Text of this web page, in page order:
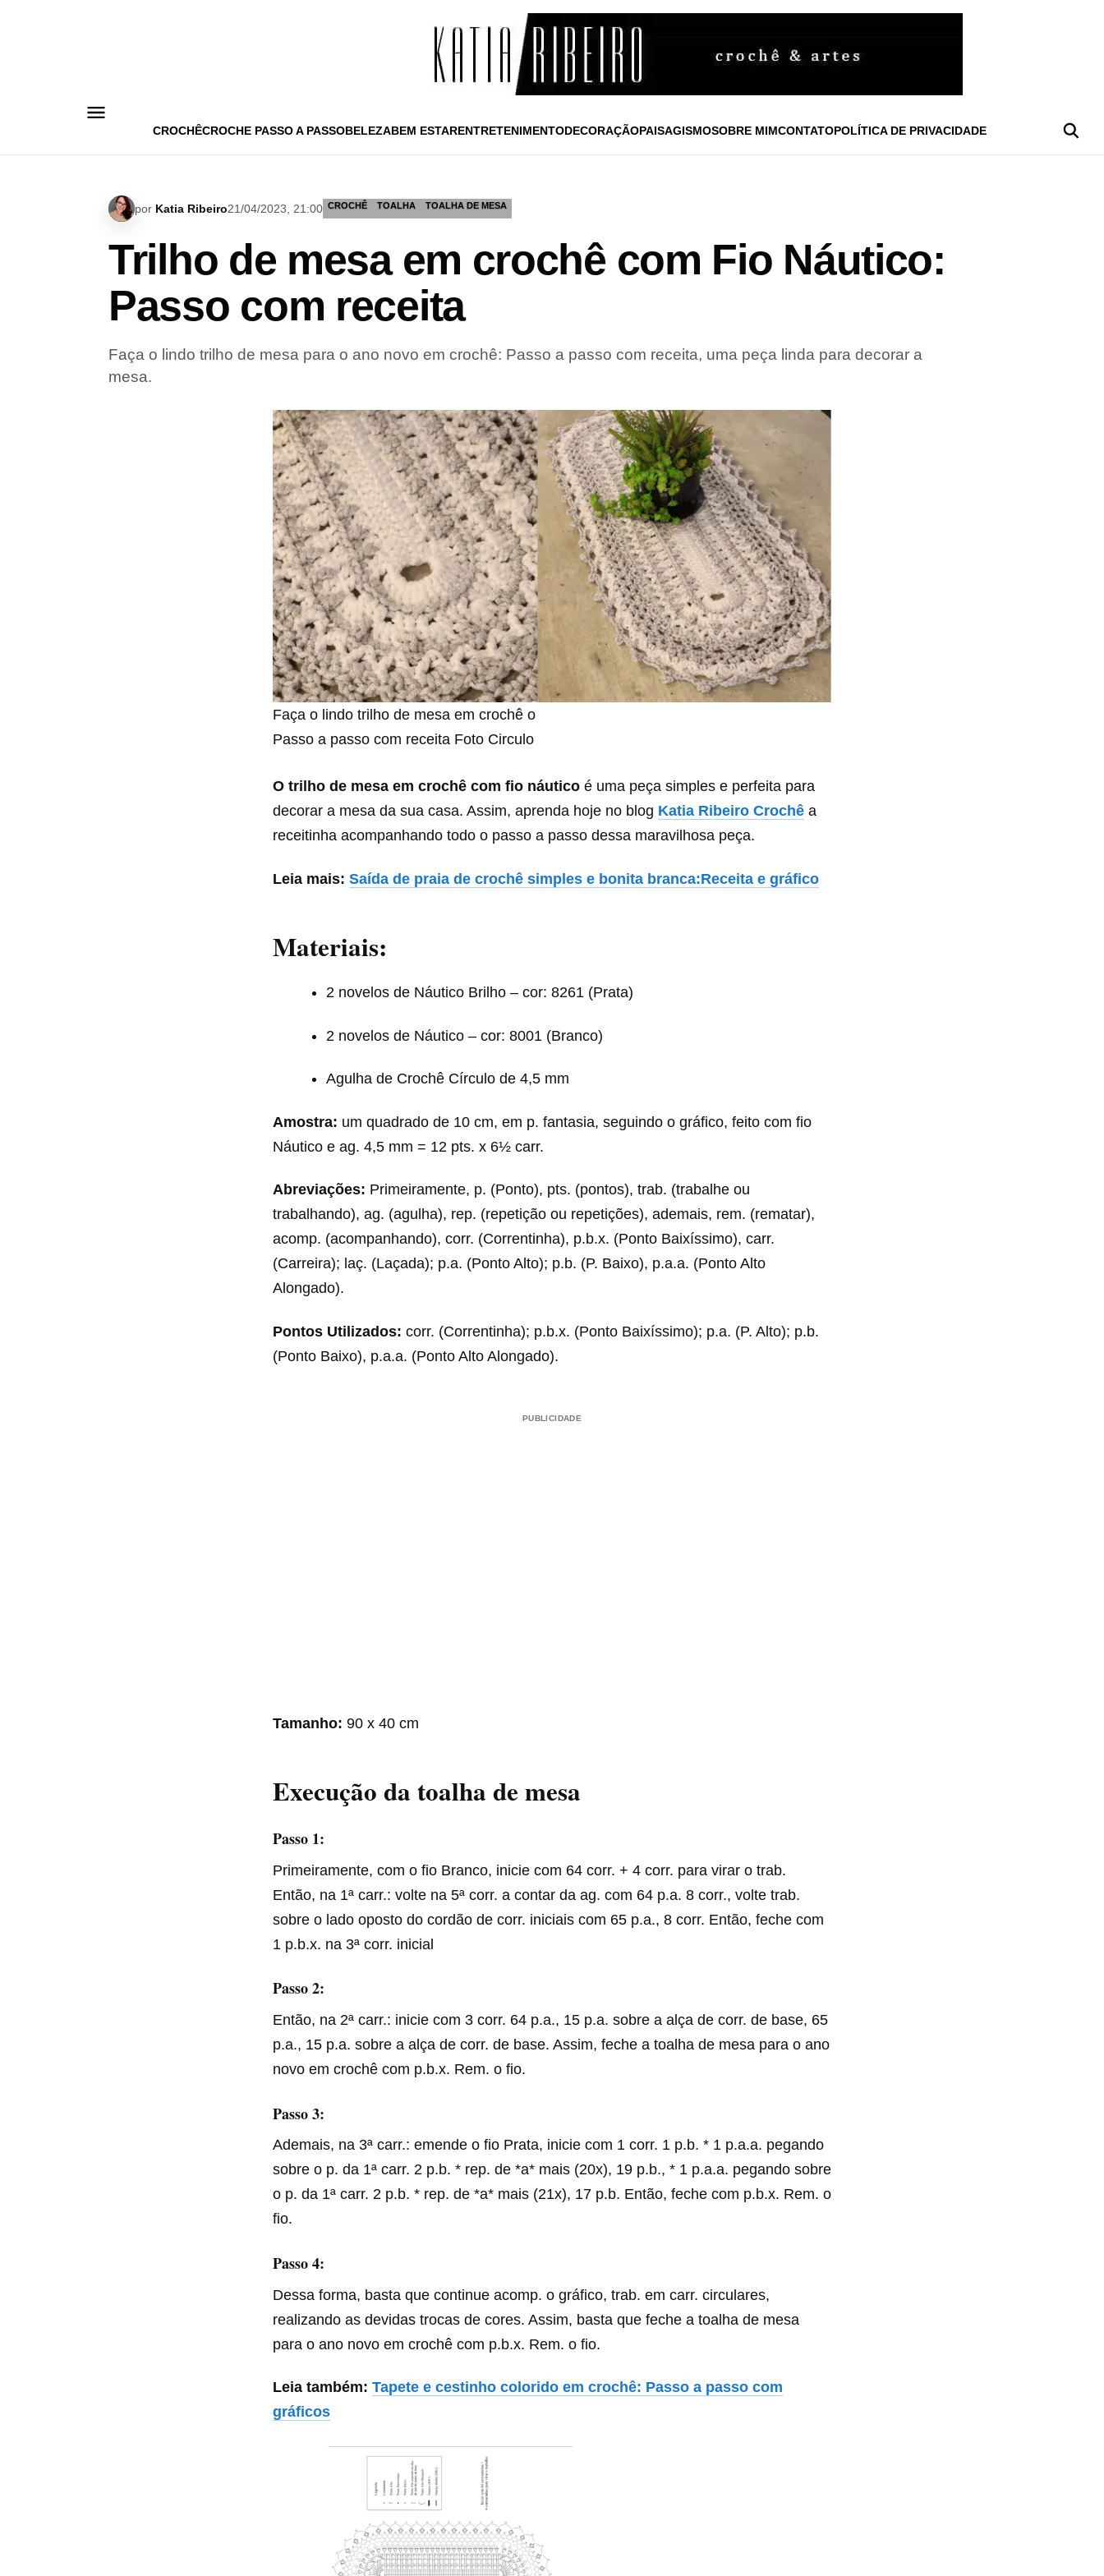
CROCHÊCROCHE PASSO A PASSOBELEZABEM ESTARENTRETENIMENTODECORAÇÃOPAISAGISMOSOBRE MIMCONTATOPOLÍTICA DE PRIVACIDADE
por Katia Ribeiro21/04/2023, 21:00 CROCHÊ TOALHA TOALHA DE MESA
Trilho de mesa em crochê com Fio Náutico:
Passo com receita
Faça o lindo trilho de mesa para o ano novo em crochê: Passo a passo com receita, uma peça linda para decorar a
mesa.
Faça o lindo trilho de mesa em crochê o
Passo a passo com receita Foto Circulo
O trilho de mesa em crochê com fio náutico é uma peça simples e perfeita para
decorar a mesa da sua casa. Assim, aprenda hoje no blog Katia Ribeiro Crochê a
receitinha acompanhando todo o passo a passo dessa maravilhosa peça.
Leia mais: Saída de praia de crochê simples e bonita branca:Receita e gráfico
Materiais:
2 novelos de Náutico Brilho – cor: 8261 (Prata)
2 novelos de Náutico – cor: 8001 (Branco)
Agulha de Crochê Círculo de 4,5 mm
Amostra: um quadrado de 10 cm, em p. fantasia, seguindo o gráfico, feito com fio
Náutico e ag. 4,5 mm = 12 pts. x 6½ carr.
Abreviações: Primeiramente, p. (Ponto), pts. (pontos), trab. (trabalhe ou
trabalhando), ag. (agulha), rep. (repetição ou repetições), ademais, rem. (rematar),
acomp. (acompanhando), corr. (Correntinha), p.b.x. (Ponto Baixíssimo), carr.
(Carreira); laç. (Laçada); p.a. (Ponto Alto); p.b. (P. Baixo), p.a.a. (Ponto Alto
Alongado).
Pontos Utilizados: corr. (Correntinha); p.b.x. (Ponto Baixíssimo); p.a. (P. Alto); p.b.
(Ponto Baixo), p.a.a. (Ponto Alto Alongado).
PUBLICIDADE
Tamanho: 90 x 40 cm
Execuçãoda toalha de mesa
Passo 1:
Primeiramente, com o fio Branco, inicie com 64 corr. + 4 corr. para virar o trab.
Então, na 1ª carr.: volte na 5ª corr. a contar da ag. com 64 p.a. 8 corr., volte trab.
sobre o lado oposto do cordão de corr. iniciais com 65 p.a., 8 corr. Então, feche com
1 p.b.x. na 3ª corr. inicial
Passo 2:
Então, na 2ª carr.: inicie com 3 corr. 64 p.a., 15 p.a. sobre a alça de corr. de base, 65
p.a., 15 p.a. sobre a alça de corr. de base. Assim, feche a toalha de mesa para o ano
novo em crochê com p.b.x. Rem. o fio.
Passo 3:
Ademais, na 3ª carr.: emende o fio Prata, inicie com 1 corr. 1 p.b. * 1 p.a.a. pegando
sobre o p. da 1ª carr. 2 p.b. * rep. de *a* mais (20x), 19 p.b., * 1 p.a.a. pegando sobre
o p. da 1ª carr. 2 p.b. * rep. de *a* mais (21x), 17 p.b. Então, feche com p.b.x. Rem. o
fio.
Passo 4:
Dessa forma, basta que continue acomp. o gráfico, trab. em carr. circulares,
realizando as devidas trocas de cores. Assim, basta que feche a toalha de mesa
para o ano novo em crochê com p.b.x. Rem. o fio.
Leia também: Tapete e cestinho colorido em crochê: Passo a passo com
gráficos